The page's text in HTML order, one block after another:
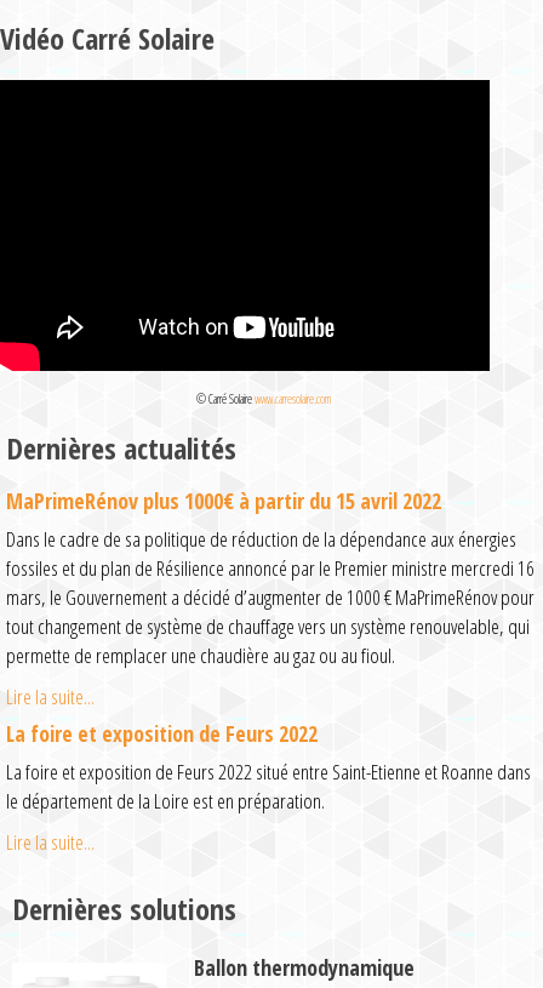
Vidéo Carré Solaire
© Carré Solairewww.carresolaire.com
Dernières actualités
MaPrimeRénov plus 1000€ à partir du 15 avril 2022
Dans le cadre de sa politique de réduction de la dépendance aux énergies
fossiles et du plan de Résilience annoncé par le Premier ministre mercredi 16
mars, le Gouvernement a décidé d’augmenter de 1000 € MaPrimeRénov pour
tout changement de système de chauffage vers un système renouvelable, qui
permette de remplacer une chaudière au gaz ou au fioul.
Lire la suite...
La foire et exposition de Feurs 2022
La foire et exposition de Feurs 2022 situé entre Saint-Etienne et Roanne dans
le département de la Loire est en préparation.
Lire la suite...
Dernières solutions
Ballon thermodynamique